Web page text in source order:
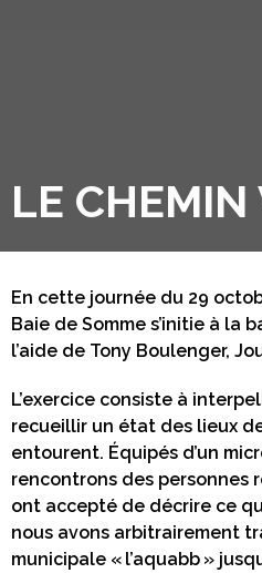
LE CHEMIN
En cette journée du 29
Baie de Somme s’initie à la
l’aide de Tony Boulenger,
L’exercice consiste à
recueillir un état des lieux
entourent. Équipés d’un
rencontrons des personnes
ont accepté de décrire ce
nous avons arbitrairement
municipale « l’aquabb »